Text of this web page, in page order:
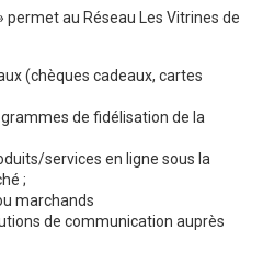
permet au Réseau Les Vitrines de
(chèques cadeaux, cartes
de fidélisation de la
services en ligne sous la
;
marchands
de communication auprès